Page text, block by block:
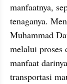
manfaatnya,
tenaganya.
Muhammad
melalui proses
manfaat
transportasi